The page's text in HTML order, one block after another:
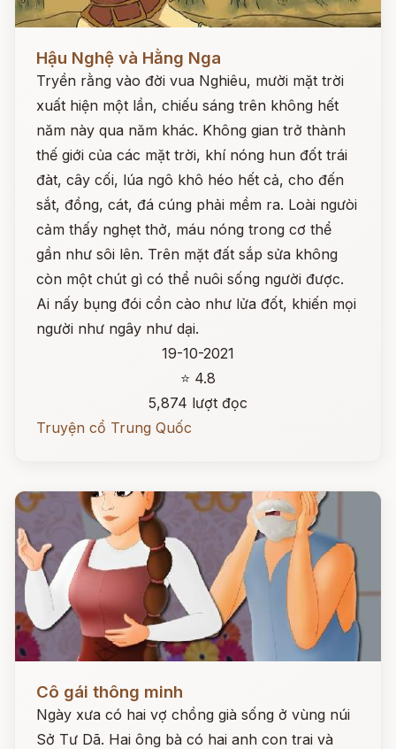
Hậu Nghệ và Hằng Nga
Tryền rằng vào đời vua Nghiêu, mười mặt trời
xuất hiện một lần, chiếu sáng trên không hết
năm này qua năm khác. Không gian trở thành
thế giới của các mặt trời, khí nóng hun đốt trái
đàt, cây cối, lúa ngô khô héo hết cả, cho đến
sắt, đồng, cát, đá cúng phải mềm ra. Loài ngưòi
cảm thấy nghẹt thở, máu nóng trong cơ thể
gần như sôi lên. Trên mặt đất sắp sửa không
còn một chút gì có thể nuôi sống người được.
Ai nấy bụng đói cồn cào như lửa đốt, khiến mọi
người như ngây như dại.
19-10-2021
⭐ 4.8
5,874 lượt đọc
Truyện cổ Trung Quốc
Cô gái thông minh
Ngày xưa có hai vợ chồng già sống ở vùng núi
Sở Tư Dã. Hai ông bà có hai anh con trai và